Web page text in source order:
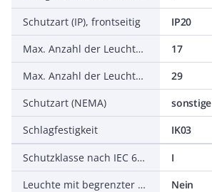
Schutzart (IP), frontseitig
IP20
Max. Anzahl der Leuchten pro Leitungsschutzschalter B16
17
Max. Anzahl der Leuchten pro Leitungsschutzschalter C16
29
Schutzart (NEMA)
sonstige
Schlagfestigkeit
IK03
Schutzklasse nach IEC 61140
I
Leuchte mit begrenzter Oberflächentemperatur D-Zeichen nach EN 60598-2-24
Nein